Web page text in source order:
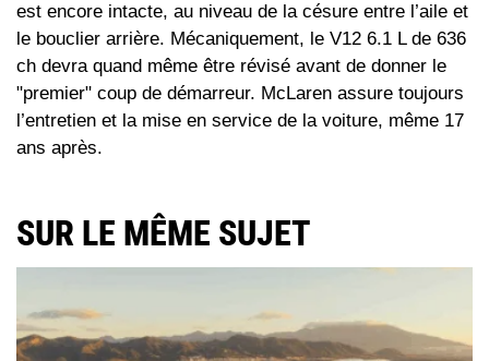
est encore intacte, au niveau de la césure entre l’aile et
le bouclier arrière. Mécaniquement, le V12 6.1 L de 636
ch devra quand même être révisé avant de donner le
"premier" coup de démarreur. McLaren assure toujours
l’entretien et la mise en service de la voiture, même 17
ans après.
SUR LE MÊME SUJET